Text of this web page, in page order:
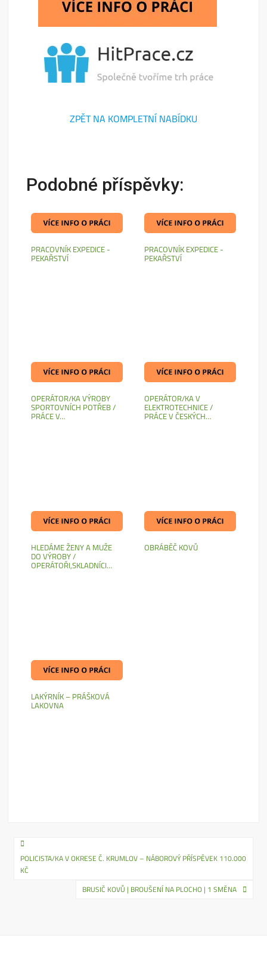
ZPĚT NA KOMPLETNÍ NABÍDKU
Podobné příspěvky:
PRACOVNÍK EXPEDICE -
PEKAŘSTVÍ
PRACOVNÍK EXPEDICE -
PEKAŘSTVÍ
OPERÁTOR/KA VÝROBY
SPORTOVNÍCH POTŘEB /
PRÁCE V…
OPERÁTOR/KA V
ELEKTROTECHNICE /
PRÁCE V ČESKÝCH…
HLEDÁME ŽENY A MUŽE
DO VÝROBY /
OPERÁTOŘI,SKLADNÍCI…
OBRÁBĚČ KOVŮ
LAKÝRNÍK – PRÁŠKOVÁ
LAKOVNA
Navigace
pro
příspěvek
POLICISTA/KA V OKRESE Č. KRUMLOV – NÁBOROVÝ PŘÍSPĚVEK 110.000
KČ
BRUSIČ KOVŮ | BROUŠENÍ NA PLOCHO | 1 SMĚNA